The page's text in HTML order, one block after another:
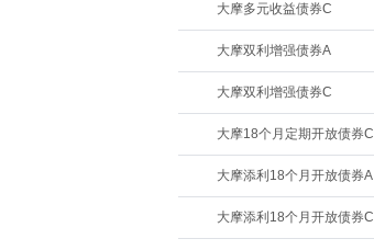
大摩多元收益债券C
大摩双利增强债券A
大摩双利增强债券C
大摩18个月定期开放债券C
大摩添利18个月开放债券A
大摩添利18个月开放债券C